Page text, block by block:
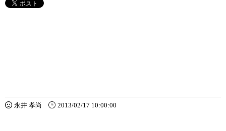
永井 孝尚 2013/02/17 10:00:00